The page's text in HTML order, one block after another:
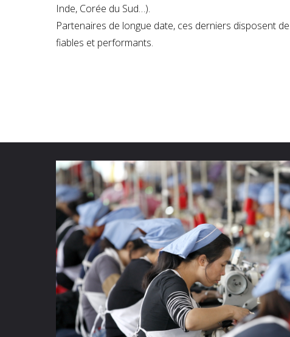
Inde, Corée du Sud…).
Partenaires de longue date, ces derniers disposent
fiables et performants.